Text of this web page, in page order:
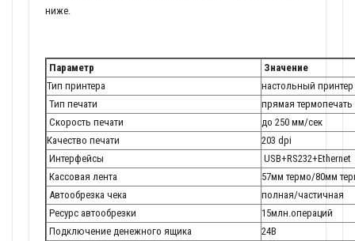
ниже.
Параметр
Значение
Тип принтера
настольный
Тип печати
прямая термопечать
Скорость печати
до 250 мм/сек
Качество печати
203 dpi
Интерфейсы
USB+RS232+Ethernet
Кассовая лента
57мм термо/80мм
Автообрезка чека
полная/частичная
Ресурс автообрезки
15млн.операций
Подключение денежного ящика
24В